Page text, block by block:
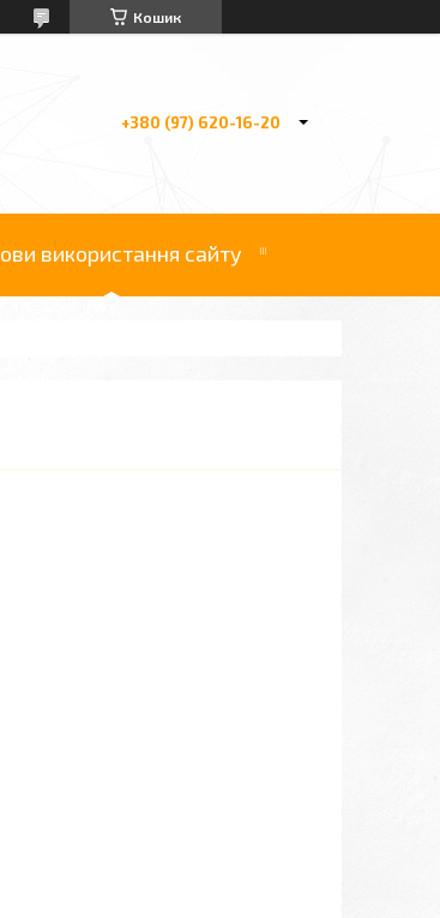
Кошик
+380 (97) 620-16-20
використання сайту